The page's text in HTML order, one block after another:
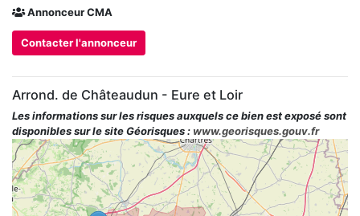
Annonceur CMA
Contacter l'annonceur
Arrond. de Châteaudun - Eure et Loir
Les informations sur les risques auxquels ce bien est exposé sont
disponibles sur le site Géorisques : www.georisques.gouv.fr